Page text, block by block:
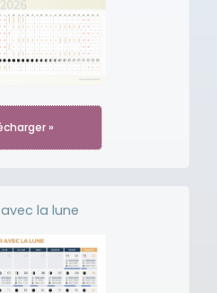
»
avec la lune